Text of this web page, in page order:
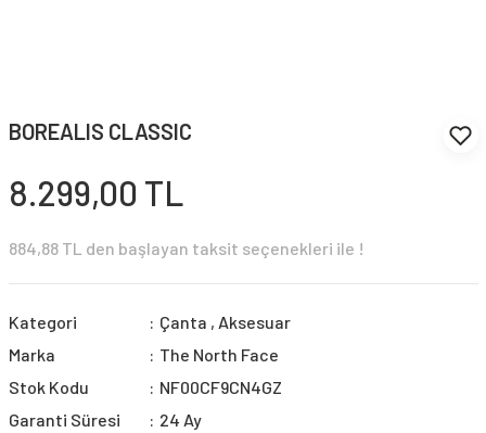
BOREALIS CLASSIC
8.299,00 TL
884,88 TL den başlayan taksit seçenekleri ile !
Kategori Çanta , Aksesuar
Marka
The North Face
Stok Kodu
NF00CF9CN4GZ
Garanti Süresi
24 Ay